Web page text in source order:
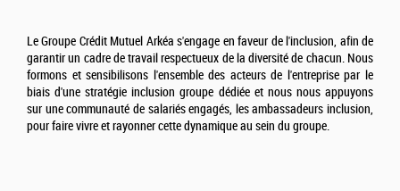
Le Groupe Crédit Mutuel Arkéa s'engage en faveur de l'inclusion, afin de
garantir un cadre de travail respectueux de la diversité de chacun. Nous
formons et sensibilisons l'ensemble des acteurs de l'entreprise par le
biais d'une stratégie inclusion groupe dédiée et nous nous appuyons
sur une communauté de salariés engagés, les ambassadeurs inclusion,
pour faire vivre et rayonner cette dynamique au sein du groupe.